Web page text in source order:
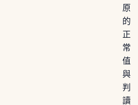
原
的
正
常
值
與
判
讀